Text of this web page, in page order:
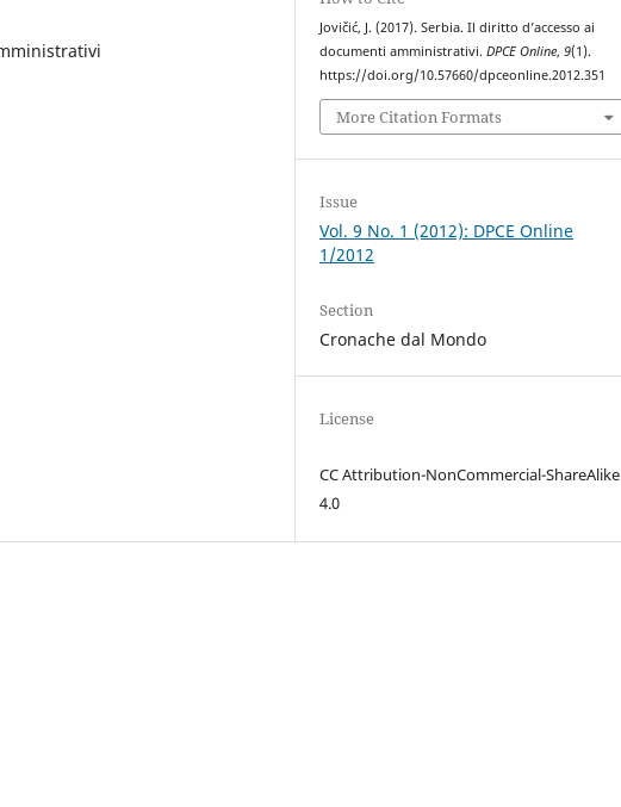
Jovičić, J. (2017). Serbia. Il diritto d’accesso ai
documenti amministrativi.DPCE Online,9(1).
https://doi.org/10.57660/dpceonline.2012.351
More Citation Formats
Issue
Vol. 9 No. 1 (2012): DPCE Online
1/2012
Section
Cronache dal Mondo
License
CC Attribution-NonCommercial-ShareAlike
4.0